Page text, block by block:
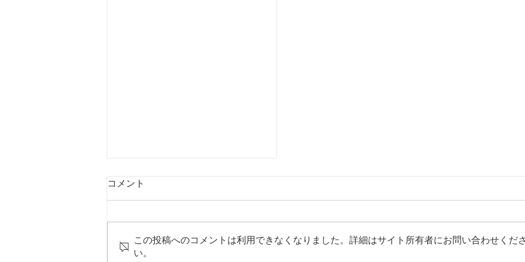
コメント
この投稿へのコメントは利用できなくなりました。詳細はサイト所有者にお問い合わせくだ
い。